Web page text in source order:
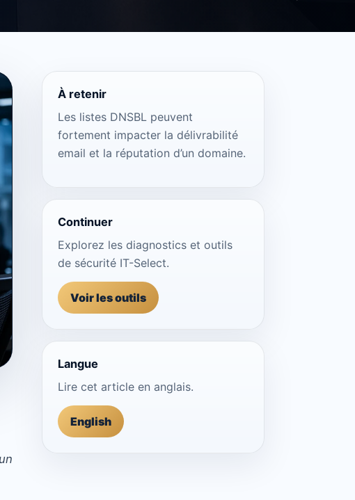
À retenir
Les listes DNSBL peuvent
fortement impacter la délivrabilité
email et la réputation d’un domaine.
Continuer
Explorez les diagnostics et outils
de sécurité IT-Select.
Voir les outils
Langue
Lire cet article en anglais.
English